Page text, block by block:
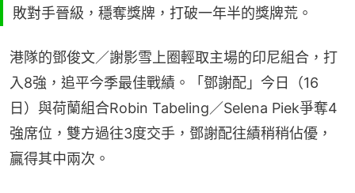
敗對手晉級，穩奪獎牌，打破一年半的獎牌荒。
港隊的鄧俊文／謝影雪上圈輕取主場的印尼組合，打
入8強，追平今季最佳戰績。「鄧謝配」今日（16
日）與荷蘭組合Robin Tabeling／Selena Piek爭奪4
強席位，雙方過往3度交手，鄧謝配往績稍稍佔優，
贏得其中兩次。